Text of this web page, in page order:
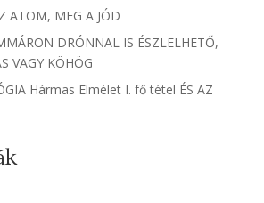
ATOM, MEG A JÓD
DRÓNNAL IS ÉSZLELHETŐ,
VAGY KÖHÖG
Hármas Elmélet I. fő tétel ÉS AZ